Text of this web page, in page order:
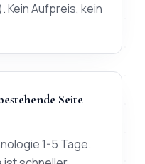
Kein Aufpreis, kein
Seite
1-5 Tage.